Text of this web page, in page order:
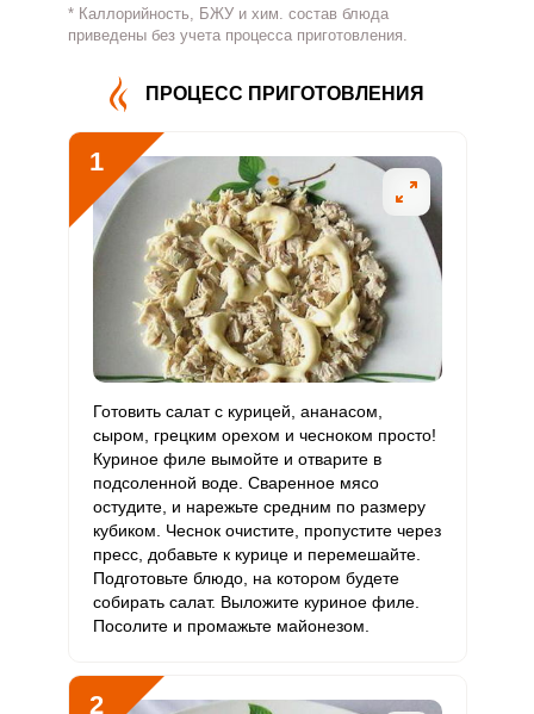
Витамин
891.3 мг 500 мг 18.1 44.6
Витамин
В5
Витамин
В6
2.7 мг 2 мг 33.9
Витамин
79.7 мкг 400 мкг 2
Витамин
4.1 мкг 3 мкг 14
Витамин
С
31.9 мкг 90 мкг 3.6
Витамин
D
10 мкг
Витамин
E
Биотин 64 мг 50 мг 13
Витамин
К
* Каллорийность, БЖУ и хим. состав блюда
приведены без учета процесса приготовления.
ПРОЦЕСС ПРИГОТОВЛЕНИЯ
1
Готовить салат с курицей, ананасом,
сыром, грецким орехом и чесноком просто!
Куриное филе вымойте и отварите в
подсоленной воде. Сваренное мясо
остудите, и нарежьте средним по размеру
кубиком. Чеснок очистите, пропустите через
пресс, добавьте к курице и перемешайте.
Подготовьте блюдо, на котором будете
собирать салат. Выложите куриное филе.
Посолите и промажьте майонезом.
2
ВХОД НА САЙТ РЕГИСТРАЦИЯ
Войдите
с помощью социальных сетей:
или
1 ИЗ 6
Сообщить об ошибке